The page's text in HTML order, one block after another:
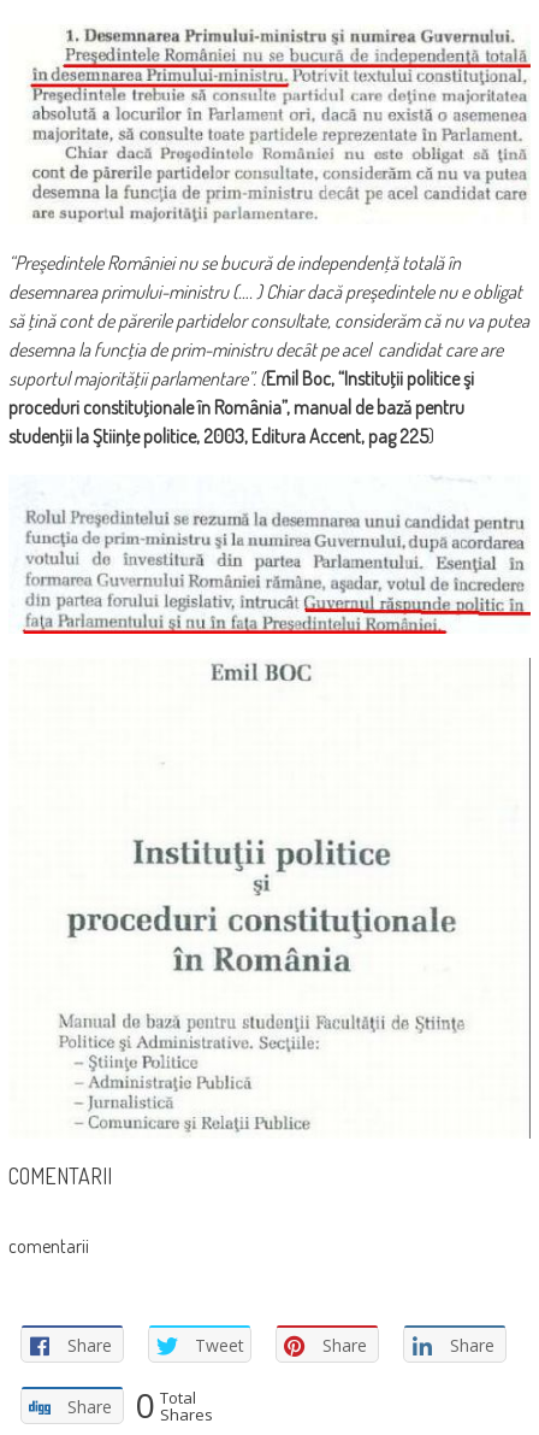
“Preşedintele României nu se bucură de independenţă totală în
desemnarea primului-ministru (…. ) Chiar dacă preşedintele nu e obligat
să ţină cont de părerile partidelor consultate, considerăm că nu va putea
desemna la funcţia de prim-ministru decât pe acel candidat care are
suportul majorităţii parlamentare”.(Emil Boc, “Instituţii politice şi
proceduri constituţionale în România”, manual de bază pentru
studenţii la Ştiinţe politice, 2003, Editura Accent, pag 225)
COMENTARII
comentarii
Share Tweet Share Share
Share 0 Total
Shares